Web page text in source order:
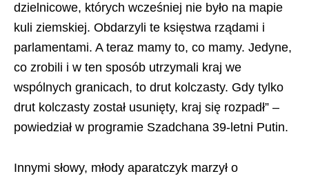
dzielnicowe, których wcześniej nie było na mapie
kuli ziemskiej. Obdarzyli te księstwa rządami i
parlamentami. A teraz mamy to, co mamy. Jedyne,
co zrobili i w ten sposób utrzymali kraj we
wspólnych granicach, to drut kolczasty. Gdy tylko
drut kolczasty został usunięty, kraj się rozpadł” –
powiedział w programie Szadchana 39-letni Putin.
Innymi słowy, młody aparatczyk marzył o